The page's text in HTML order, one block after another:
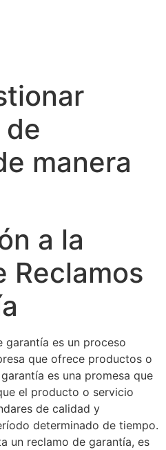
de
manera
a la
Reclamos
garantía es un proceso
que ofrece productos o
es una promesa que
el producto o servicio
de calidad y
determinado de tiempo.
un reclamo de garantía, es